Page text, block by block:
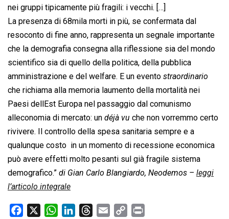
nei gruppi tipicamente più fragili: i vecchi. […]
La presenza di 68mila morti in più, se confermata dal
resoconto di fine anno, rappresenta un segnale importante
che la demografia consegna alla riflessione sia del mondo
scientifico sia di quello della politica, della pubblica
amministrazione e del welfare. E un evento  straordinario
che richiama alla memoria laumento della mortalità nei
Paesi dellEst Europa nel passaggio dal comunismo
alleconomia di mercato: un  déjà vu  che non vorremmo certo
rivivere. Il controllo della spesa sanitaria sempre e a
qualunque costo  in un momento di recessione economica 
può avere effetti molto pesanti sul già fragile sistema
demografico.” di Gian Carlo Blangiardo, Neodemos – leggi
l’articolo integrale
W